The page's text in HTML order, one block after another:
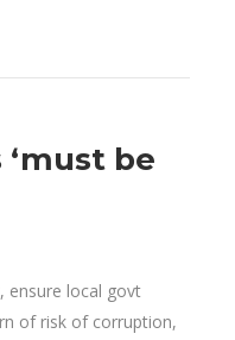
be
ensure local govt
of risk of corruption,